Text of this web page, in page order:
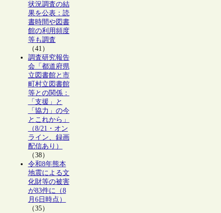
状況調査の結
果を公表：読
書時間や図書
館の利用頻度
等も調査
（41）
調査研究報告
会「都道府県
立図書館と市
町村立図書館
等との関係：
「支援」と
「協力」の今
とこれから」
（8/21・オン
ライン、録画
配信あり）
（38）
令和8年熊本
地震による文
化財等の被害
が83件に（8
月6日時点）
（35）